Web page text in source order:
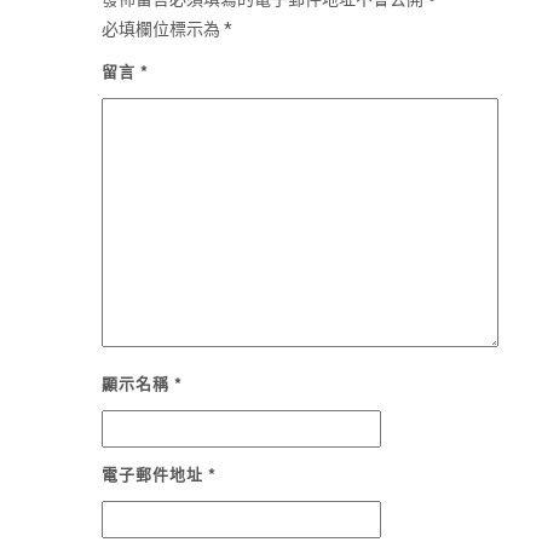
必填欄位標示為 *
留言 *
顯示名稱 *
電子郵件地址 *